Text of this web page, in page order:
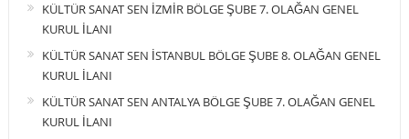
KÜLTÜR SANAT SEN İZMİR BÖLGE ŞUBE 7. OLAĞAN GENEL
KURUL İLANI
KÜLTÜR SANAT SEN İSTANBUL BÖLGE ŞUBE 8. OLAĞAN GENEL
KURUL İLANI
KÜLTÜR SANAT SEN ANTALYA BÖLGE ŞUBE 7. OLAĞAN GENEL
KURUL İLANI